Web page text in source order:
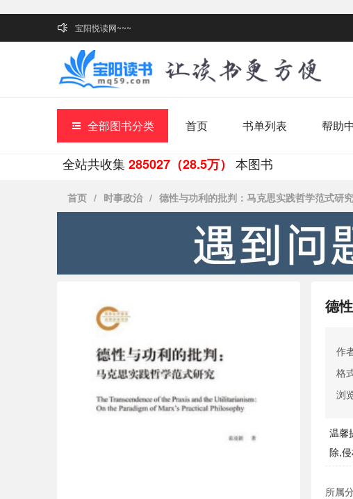
宝阳悦读网~~~
全部图书分类 首页 书单列表 帮助
全站共收集285027（28.5万） 本图书
首页 / 时事政治 / 德性与功利的批判：马克思实践哲学范式研究
德
作
格
浏
温馨
除,
所属